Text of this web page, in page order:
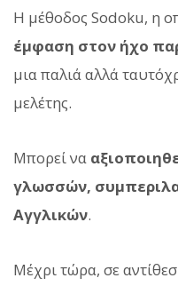
Η μέθοδος Sodoku, η
έμφαση στον ήχο
μια παλιά αλλά
μελέτης.
Μπορεί να
γλωσσών,
Αγγλικών.
Μέχρι τώρα, σε